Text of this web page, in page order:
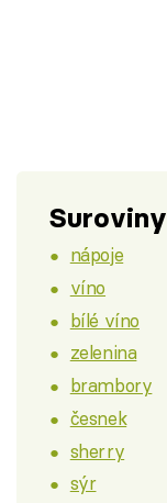
Suroviny
nápoje
víno
bílé víno
zelenina
brambory
česnek
sherry
sýr